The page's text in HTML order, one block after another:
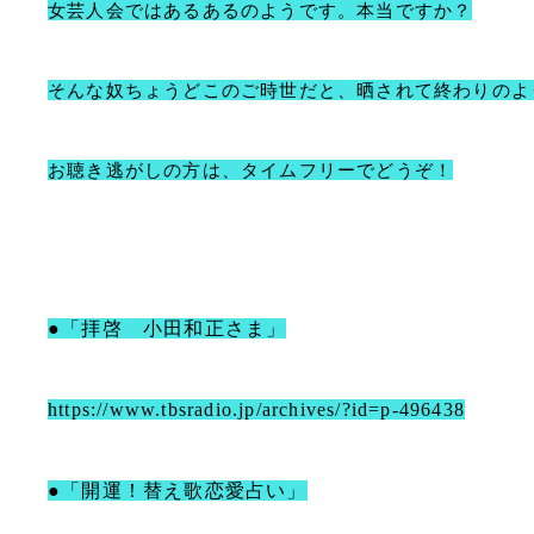
女芸人会ではあるあるのようです。本当ですか？
そんな奴ちょうどこのご時世だと、晒されて終わりのよ
お聴き逃がしの方は、タイムフリーでどうぞ！
●「拝啓 小田和正さま」
https://www.tbsradio.jp/archives/?id=p-496438
●「開運！替え歌恋愛占い」